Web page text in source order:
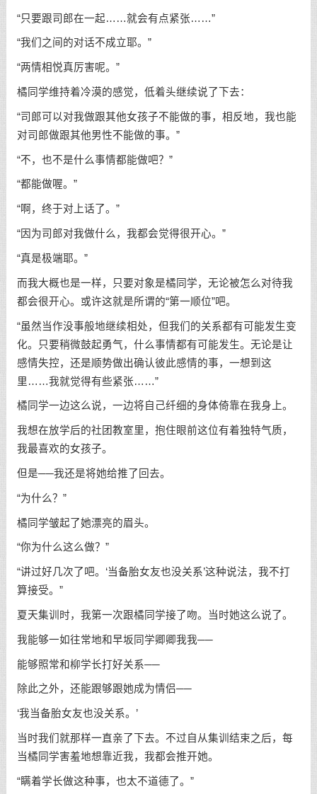
“只要跟司郎在一起……就会有点紧张……”
“我们之间的对话不成立耶。”
“两情相悦真厉害呢。”
橘同学维持着冷漠的感觉，低着头继续说了下去：
“司郎可以对我做跟其他女孩子不能做的事，相反地，我也能
对司郎做跟其他男性不能做的事。”
“不，也不是什么事情都能做吧？”
“都能做喔。”
“啊，终于对上话了。”
“因为司郎对我做什么，我都会觉得很开心。”
“真是极端耶。”
而我大概也是一样，只要对象是橘同学，无论被怎么对待我
都会很开心。或许这就是所谓的“第一顺位”吧。
“虽然当作没事般地继续相处，但我们的关系都有可能发生变
化。只要稍微鼓起勇气，什么事情都有可能发生。无论是让
感情失控，还是顺势做出确认彼此感情的事，一想到这
里……我就觉得有些紧张……”
橘同学一边这么说，一边将自己纤细的身体倚靠在我身上。
我想在放学后的社团教室里，抱住眼前这位有着独特气质，
我最喜欢的女孩子。
但是──我还是将她给推了回去。
“为什么？”
橘同学皱起了她漂亮的眉头。
“你为什么这么做？”
“讲过好几次了吧。‘当备胎女友也没关系’这种说法，我不打
算接受。”
夏天集训时，我第一次跟橘同学接了吻。当时她这么说了。
我能够一如往常地和早坂同学卿卿我我──
能够照常和柳学长打好关系──
除此之外，还能跟够跟她成为情侣──
‘我当备胎女友也没关系。’
当时我们就那样一直亲了下去。不过自从集训结束之后，每
当橘同学害羞地想靠近我，我都会推开她。
“瞒着学长做这种事，也太不道德了。”